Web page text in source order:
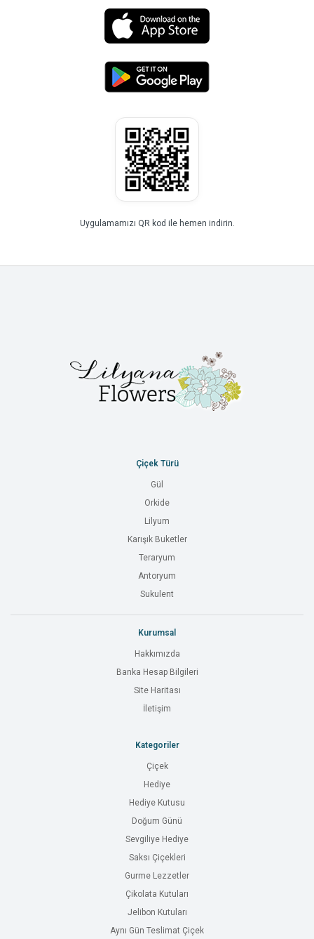
Uygulamamızı QR kod ile hemen indirin.
Çiçek Türü
Gül
Orkide
Lilyum
Karışık Buketler
Teraryum
Antoryum
Sukulent
Kurumsal
Hakkımızda
Banka Hesap Bilgileri
Site Haritası
İletişim
Kategoriler
Çiçek
Hediye
Hediye Kutusu
Doğum Günü
Sevgiliye Hediye
Saksı Çiçekleri
Gurme Lezzetler
Çikolata Kutuları
Jelibon Kutuları
Aynı Gün Teslimat Çiçek